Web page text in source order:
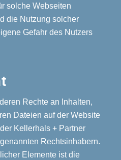
solche Webseiten
die Nutzung solcher
Gefahr des Nutzers
Rechte an Inhalten,
Dateien auf der Website
Kellerhals + Partner
Rechtsinhabern.
Elemente ist die